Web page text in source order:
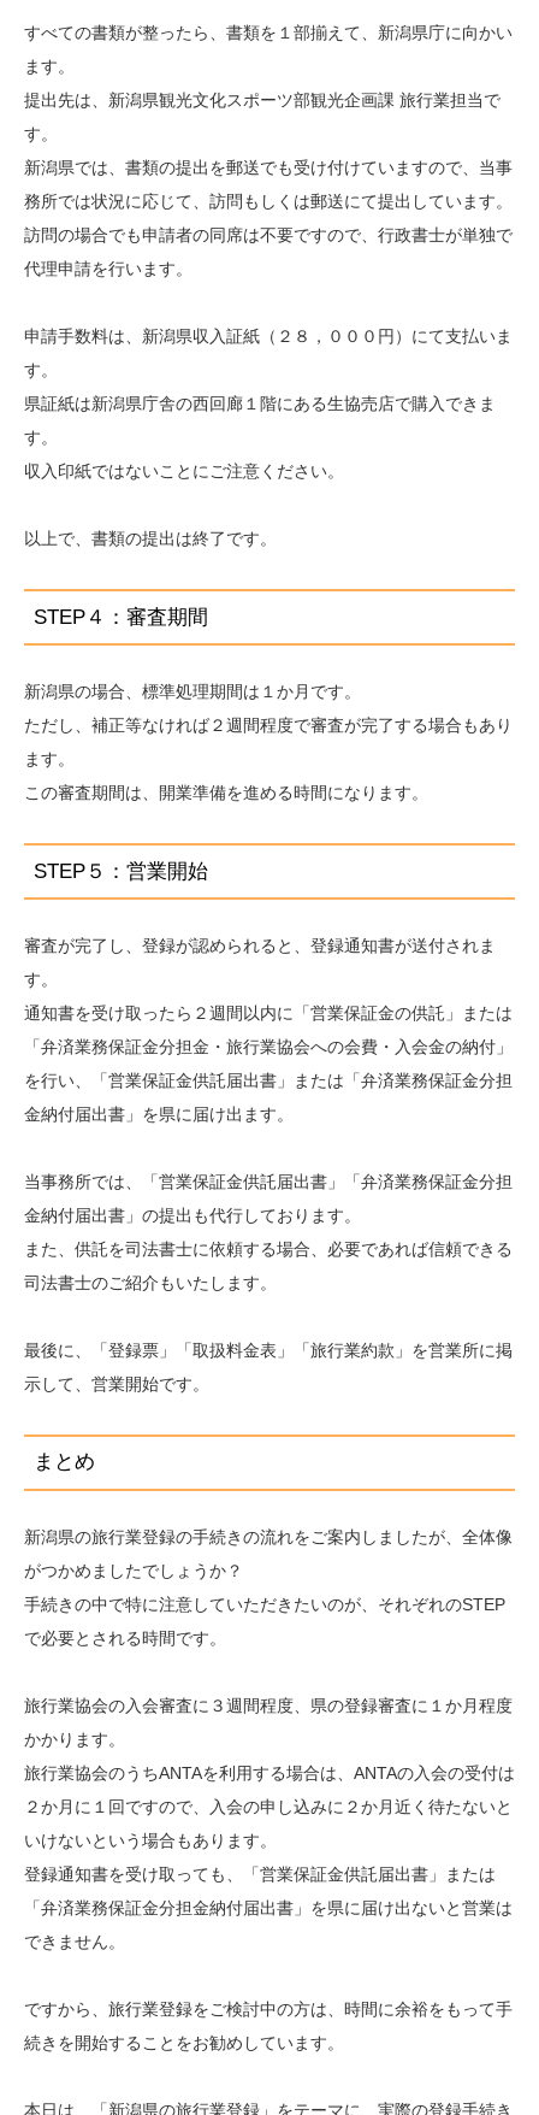
すべての書類が整ったら、書類を１部揃えて、新潟県庁に向かい
ます。
提出先は、新潟県観光文化スポーツ部観光企画課 旅行業担当で
す。
新潟県では、書類の提出を郵送でも受け付けていますので、当事
務所では状況に応じて、訪問もしくは郵送にて提出しています。
訪問の場合でも申請者の同席は不要ですので、行政書士が単独で
代理申請を行います。
申請手数料は、新潟県収入証紙（２８，０００円）にて支払いま
す。
県証紙は新潟県庁舎の西回廊１階にある生協売店で購入できま
す。
収入印紙ではないことにご注意ください。
以上で、書類の提出は終了です。
STEP４：審査期間
新潟県の場合、標準処理期間は１か月です。
ただし、補正等なければ２週間程度で審査が完了する場合もあり
ます。
この審査期間は、開業準備を進める時間になります。
STEP５：営業開始
審査が完了し、登録が認められると、登録通知書が送付されま
す。
通知書を受け取ったら２週間以内に「営業保証金の供託」または
「弁済業務保証金分担金・旅行業協会への会費・入会金の納付」
を行い、「営業保証金供託届出書」または「弁済業務保証金分担
金納付届出書」を県に届け出ます。
当事務所では、「営業保証金供託届出書」「弁済業務保証金分担
金納付届出書」の提出も代行しております。
また、供託を司法書士に依頼する場合、必要であれば信頼できる
司法書士のご紹介もいたします。
最後に、「登録票」「取扱料金表」「旅行業約款」を営業所に掲
示して、営業開始です。
まとめ
新潟県の旅行業登録の手続きの流れをご案内しましたが、全体像
がつかめましたでしょうか？
手続きの中で特に注意していただきたいのが、それぞれのSTEP
で必要とされる時間です。
旅行業協会の入会審査に３週間程度、県の登録審査に１か月程度
かかります。
旅行業協会のうちANTAを利用する場合は、ANTAの入会の受付は
２か月に１回ですので、入会の申し込みに２か月近く待たないと
いけないという場合もあります。
登録通知書を受け取っても、「営業保証金供託届出書」または
「弁済業務保証金分担金納付届出書」を県に届け出ないと営業は
できません。
ですから、旅行業登録をご検討中の方は、時間に余裕をもって手
続きを開始することをお勧めしています。
本日は、「新潟県の旅行業登録」をテーマに、実際の登録手続き